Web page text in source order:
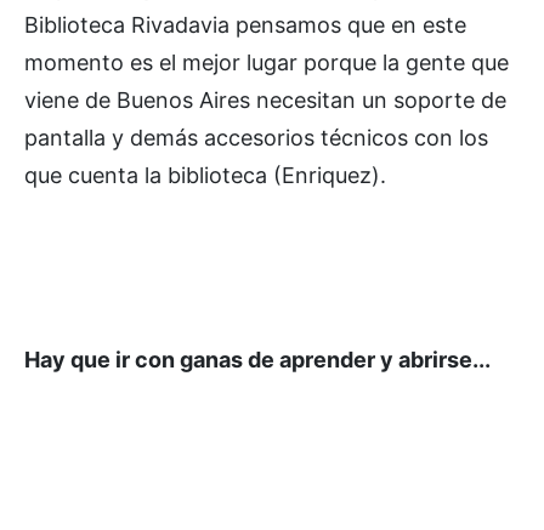
Biblioteca Rivadavia pensamos que en este
momento es el mejor lugar porque la gente que
viene de Buenos Aires necesitan un soporte de
pantalla y demás accesorios técnicos con los
que cuenta la biblioteca (Enriquez).
Hay que ir con ganas de aprender y abrirse...